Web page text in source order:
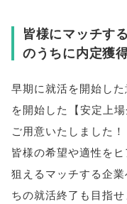
皆様にマッチす
のうちに内定獲
早期に就活を開始し
を開始した
【安定上
ご用意いたしました！
皆様の希望や適性を
狙えるマッチする企
ちの就活終了も目指せ